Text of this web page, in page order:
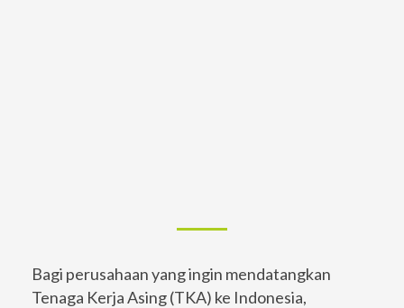
Bagi perusahaan yang ingin mendatangkan
Tenaga Kerja Asing (TKA) ke Indonesia,